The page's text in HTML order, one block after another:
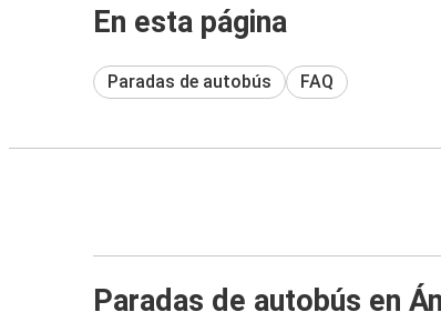
En esta página
Paradas de autobús FAQ
Paradas de autobús en